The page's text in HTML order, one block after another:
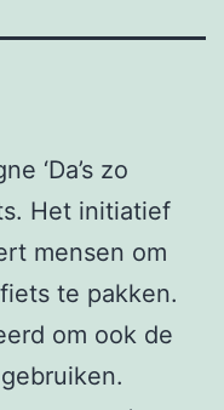
‘Da’s zo
Het initiatief
mensen om
te pakken.
om ook de